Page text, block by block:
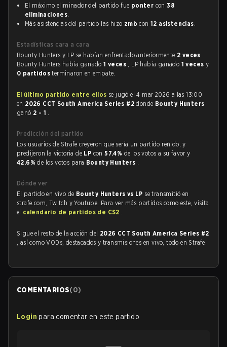
El máximo eliminador del partido fue ponter con38
eliminaciones.
Más asistencias del partido las hizo zmb con12 asistencias.
Estadísticas cara a cara
Bounty Hunters y LP se habían enfrentado anteriormente 2 veces .
Bounty Hunters había ganado1 veces , LP había ganado 1 veces y
0 partidosterminaron en empate.
El último partido entre ellos se jugó el 4 mar 2026 a las 13:00
en 2026 CCT South America Series #2donde Bounty Hunters
ganó 2 - 1 .
Predicción del partido
Los usuarios de Strafe creyeron que sería un partido reñido, y
predijeron la victoria de LP con57.4% de los votos a su favor y
42.6%de los votos para Bounty Hunters .
Dónde ver
El partido en vivo de Bounty Hunters vs LP se transmitió en
strafe.com, Twitch y Youtube. Para ver más partidos como este, visita
el calendario de partidos de CS2 .
Sigue el resto de la acción del 2026 CCT South America Series #2
, así como VODs, destacados y transmisiones en vivo, todo en Strafe.
COMENTARIOS(0)
Login para comentar en este partido